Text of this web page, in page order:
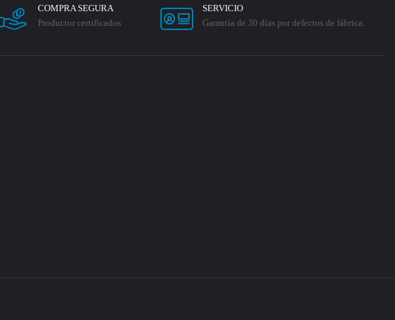
COMPRA SEGURA
Productor certificados
SERVICIO
Garantía de 30 días por defectos de fábrica.